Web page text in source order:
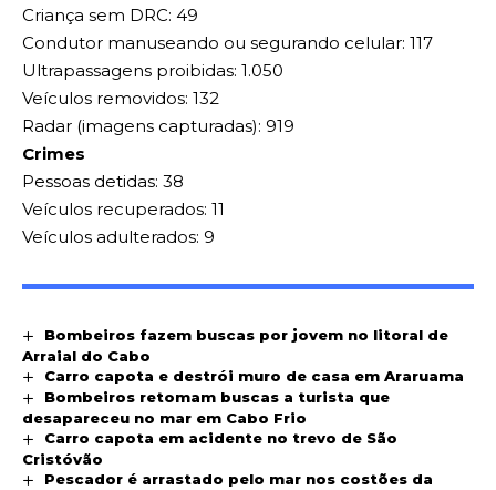
Criança sem DRC: 49
Condutor manuseando ou segurando celular: 117
Ultrapassagens proibidas: 1.050
Veículos removidos: 132
Radar (imagens capturadas): 919
Crimes
Pessoas detidas: 38
Veículos recuperados: 11
Veículos adulterados: 9
Bombeiros fazem buscas por jovem no litoral de
Arraial do Cabo
Carro capota e destrói muro de casa em Araruama
Bombeiros retomam buscas a turista que
desapareceu no mar em Cabo Frio
Carro capota em acidente no trevo de São
Cristóvão
Pescador é arrastado pelo mar nos costões da